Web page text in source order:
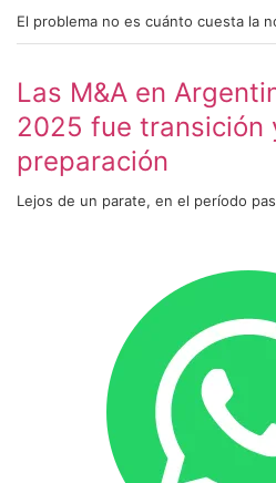
El problema no es cuánto cuesta la
Las M&A en
2025 fue transición
preparación
Lejos de un parate, en el período